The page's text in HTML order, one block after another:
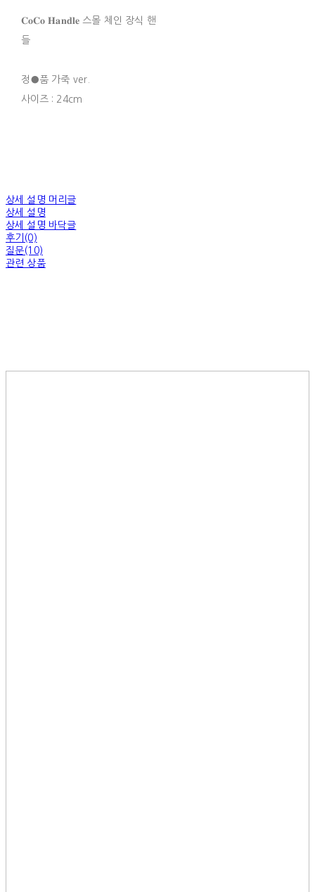
𝐂𝐨𝐂𝐨 𝐇𝐚𝐧𝐝𝐥𝐞 스몰 체인 장식 핸
들
정●품 가죽 ver.
사이즈 : 24cm
상세 설명 머리글
상세 설명
상세 설명 바닥글
후기(0)
질문(10)
관련 상품